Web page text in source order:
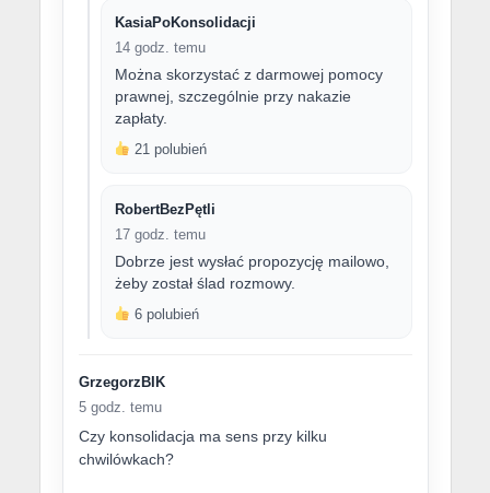
KasiaPoKonsolidacji
14 godz. temu
Można skorzystać z darmowej pomocy
prawnej, szczególnie przy nakazie
zapłaty.
21 polubień
RobertBezPętli
17 godz. temu
Dobrze jest wysłać propozycję mailowo,
żeby został ślad rozmowy.
6 polubień
GrzegorzBIK
5 godz. temu
Czy konsolidacja ma sens przy kilku
chwilówkach?